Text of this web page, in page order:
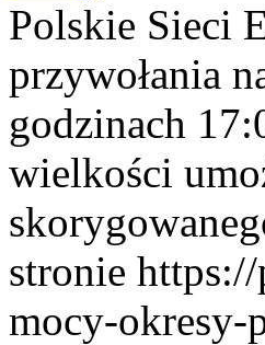
Polskie Sieci
przywołania
godzinach
wielkości
stronie
mocy-okresy-